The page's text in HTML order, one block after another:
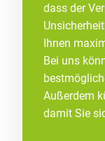
dass der
Ihnen
Bei uns
Außerdem
damit Sie